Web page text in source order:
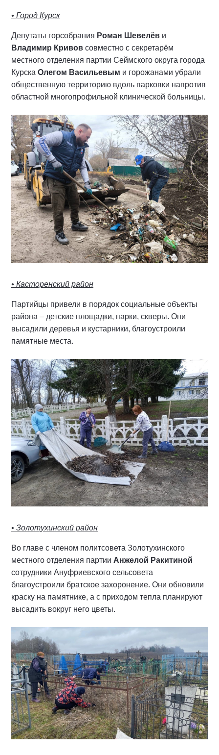
• Город Курск
Депутаты горсобрания Роман Шевелёв и
Владимир Кривов совместно с секретарём
местного отделения партии Сеймского округа города
Курска Олегом Васильевым и горожанами убрали
общественную территорию вдоль парковки напротив
областной многопрофильной клинической больницы.
• Касторенский район
Партийцы привели в порядок социальные объекты
района – детские площадки, парки, скверы. Они
высадили деревья и кустарники, благоустроили
памятные места.
• Золотухинский район
Во главе с членом политсовета Золотухинского
местного отделения партии Анжелой Ракитиной
сотрудники Ануфриевского сельсовета
благоустроили братское захоронение. Они обновили
краску на памятнике, а с приходом тепла планируют
высадить вокруг него цветы.